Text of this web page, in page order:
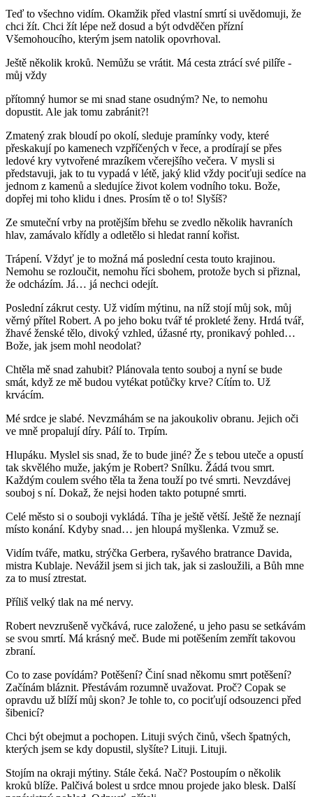
Teď to všechno vidím. Okamžik před vlastní smrtí si uvědomuji, že
chci žít. Chci žít lépe než dosud a být odvděčen přízní
Všemohoucího, kterým jsem natolik opovrhoval.
Ještě několik kroků. Nemůžu se vrátit. Má cesta ztrácí své pilíře -
můj vždy
přítomný humor se mi snad stane osudným? Ne, to nemohu
dopustit. Ale jak tomu zabránit?!
Zmatený zrak bloudí po okolí, sleduje pramínky vody, které
přeskakují po kamenech vzpříčených v řece, a prodírají se přes
ledové kry vytvořené mrazíkem včerejšího večera. V mysli si
představuji, jak to tu vypadá v létě, jaký klid vždy pociťuji sedíce na
jednom z kamenů a sledujíce život kolem vodního toku. Bože,
dopřej mi toho klidu i dnes. Prosím tě o to! Slyšíš?
Ze smuteční vrby na protějším břehu se zvedlo několik havraních
hlav, zamávalo křídly a odletělo si hledat ranní kořist.
Trápení. Vždyť je to možná má poslední cesta touto krajinou.
Nemohu se rozloučit, nemohu říci sbohem, protože bych si přiznal,
že odcházím. Já… já nechci odejít.
Poslední zákrut cesty. Už vidím mýtinu, na níž stojí můj sok, můj
věrný přítel Robert. A po jeho boku tvář té prokleté ženy. Hrdá tvář,
žhavé ženské tělo, divoký vzhled, úžasné rty, pronikavý pohled…
Bože, jak jsem mohl neodolat?
Chtěla mě snad zahubit? Plánovala tento souboj a nyní se bude
smát, když ze mě budou vytékat potůčky krve? Cítím to. Už
krvácím.
Mé srdce je slabé. Nevzmáhám se na jakoukoliv obranu. Jejich oči
ve mně propalují díry. Pálí to. Trpím.
Hlupáku. Myslel sis snad, že to bude jiné? Že s tebou uteče a opustí
tak skvělého muže, jakým je Robert? Snílku. Žádá tvou smrt.
Každým coulem svého těla ta žena touží po tvé smrti. Nevzdávej
souboj s ní. Dokaž, že nejsi hoden takto potupné smrti.
Celé město si o souboji vykládá. Tíha je ještě větší. Ještě že neznají
místo konání. Kdyby snad… jen hloupá myšlenka. Vzmuž se.
Vidím tváře, matku, strýčka Gerbera, ryšavého bratrance Davida,
mistra Kublaje. Nevážil jsem si jich tak, jak si zasloužili, a Bůh mne
za to musí ztrestat.
Příliš velký tlak na mé nervy.
Robert nevzrušeně vyčkává, ruce založené, u jeho pasu se setkávám
se svou smrtí. Má krásný meč. Bude mi potěšením zemřít takovou
zbraní.
Co to zase povídám? Potěšení? Činí snad někomu smrt potěšení?
Začínám bláznit. Přestávám rozumně uvažovat. Proč? Copak se
opravdu už blíží můj skon? Je tohle to, co pociťují odsouzenci před
šibenicí?
Chci být obejmut a pochopen. Lituji svých činů, všech špatných,
kterých jsem se kdy dopustil, slyšíte? Lituji. Lituji.
Stojím na okraji mýtiny. Stále čeká. Nač? Postoupím o několik
kroků blíže. Palčivá bolest u srdce mnou projede jako blesk. Další